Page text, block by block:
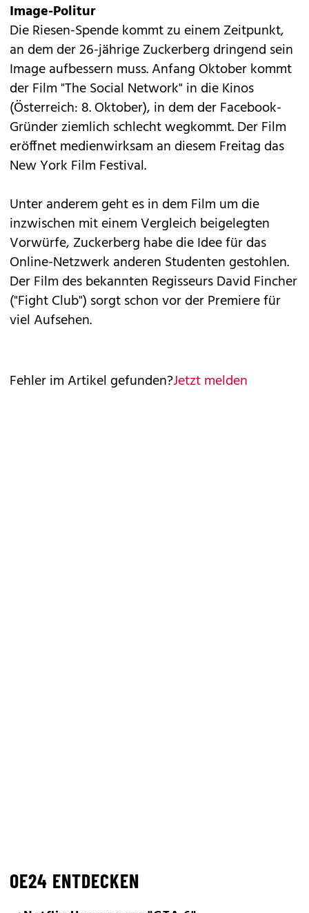
Image-Politur
Die Riesen-Spende kommt zu einem Zeitpunkt,
an dem der 26-jährige Zuckerberg dringend sein
Image aufbessern muss. Anfang Oktober kommt
der Film "The Social Network" in die Kinos
(Österreich: 8. Oktober), in dem der Facebook-
Gründer ziemlich schlecht wegkommt. Der Film
eröffnet medienwirksam an diesem Freitag das
New York Film Festival.
Unter anderem geht es in dem Film um die
inzwischen mit einem Vergleich beigelegten
Vorwürfe, Zuckerberg habe die Idee für das
Online-Netzwerk anderen Studenten gestohlen.
Der Film des bekannten Regisseurs David Fincher
("Fight Club") sorgt schon vor der Premiere für
viel Aufsehen.
Fehler im Artikel gefunden?Jetzt melden
OE24 ENTDECKEN